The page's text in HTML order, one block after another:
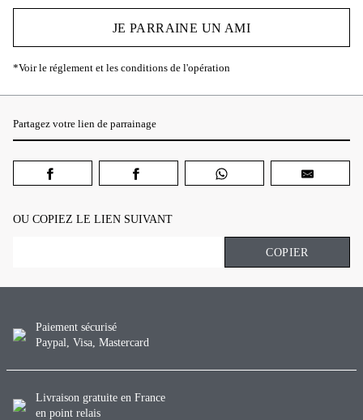
JE PARRAINE UN AMI
*Voir le réglement et les conditions de l'opération
Partagez votre lien de parrainage
OU COPIEZ LE LIEN SUIVANT
COPIER
Paiement sécurisé
Paypal, Visa, Mastercard
Livraison gratuite en France
en point relais